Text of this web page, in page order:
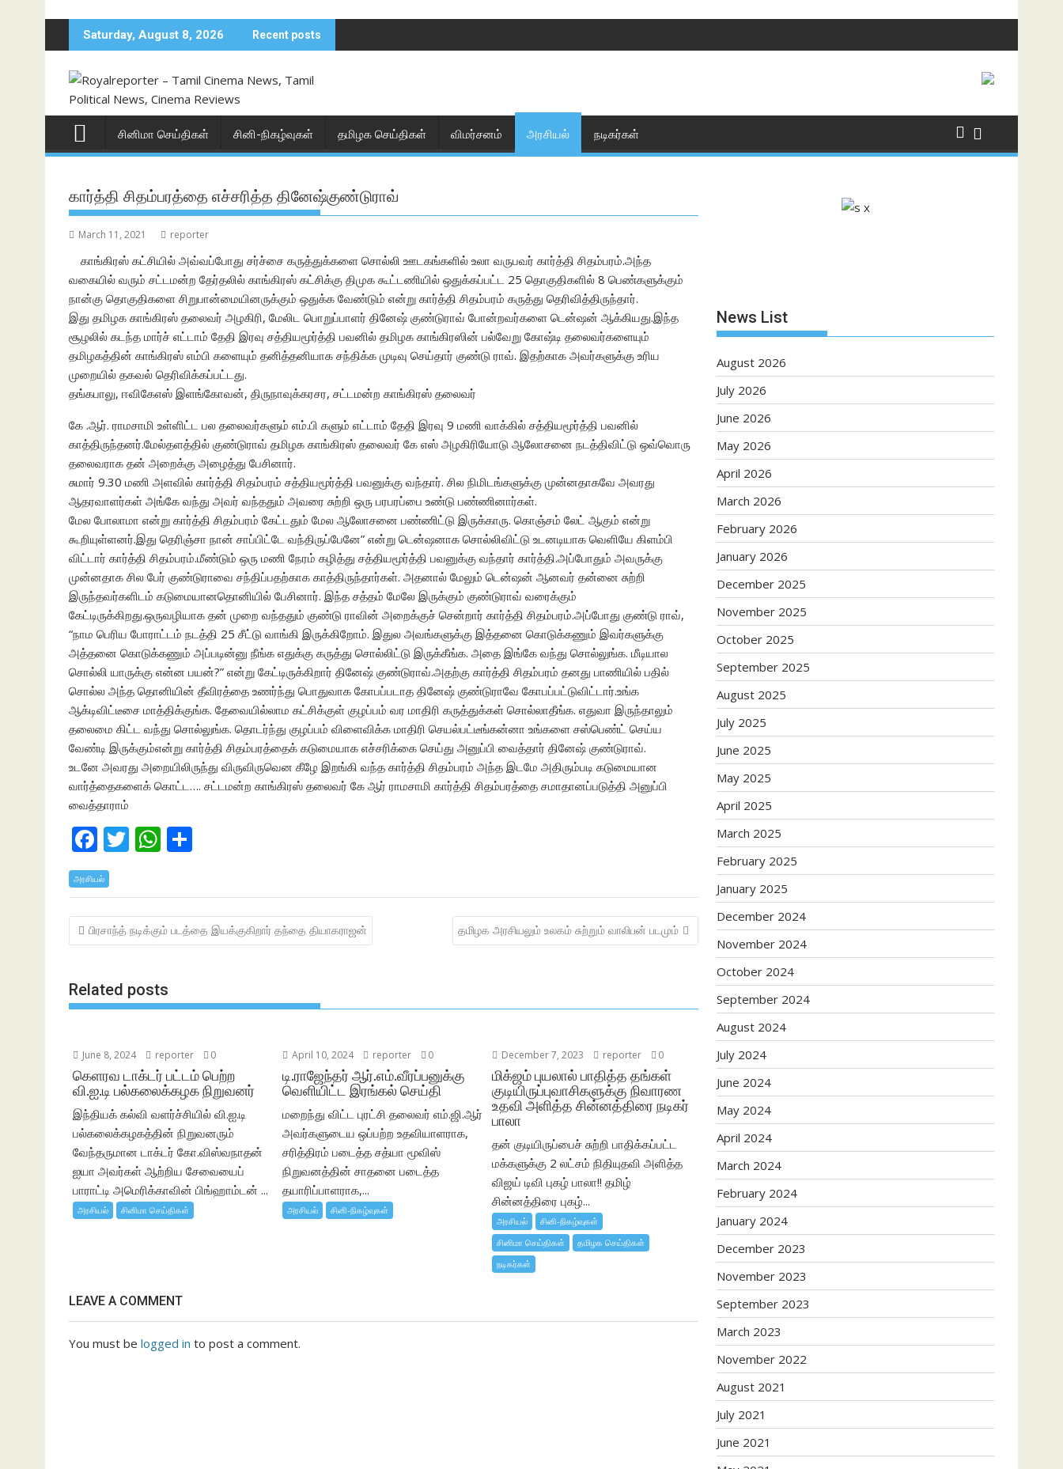
content
Saturday, August 8, 2026 Recent posts
சினிமா செய்திகள் சினி-நிகழ்வுகள் தமிழக செய்திகள் விமர்சனம் அரசியல் நடிகர்கள்
கார்த்தி சிதம்பரத்தை எச்சரித்த தினேஷ்குண்டுராவ்
March 11, 2021 reporter
காங்கிரஸ் கட்சியில் அவ்வப்போது சர்ச்சை கருத்துக்களை சொல்லி ஊடகங்களில் உலா வருபவர் கார்த்தி சிதம்பரம்.அந்த
வகையில் வரும் சட்டமன்ற தேர்தலில் காங்கிரஸ் கட்சிக்கு திமுக கூட்டணியில் ஒதுக்கப்பட்ட 25 தொகுதிகளில் 8 பெண்களுக்கும்
நான்கு தொகுதிகளை சிறுபான்மையினருக்கும் ஒதுக்க வேண்டும் என்று கார்த்தி சிதம்பரம் கருத்து தெரிவித்திருந்தார்.
இது தமிழக காங்கிரஸ் தலைவர் அழகிரி, மேலிட பொறுப்பாளர் தினேஷ் குண்டுராவ் போன்றவர்களை டென்ஷன் ஆக்கியது.இந்த
சூழலில் கடந்த மார்ச் எட்டாம் தேதி இரவு சத்தியமூர்த்தி பவனில் தமிழக காங்கிரஸின் பல்வேறு கோஷ்டி தலைவர்களையும்
தமிழகத்தின் காங்கிரஸ் எம்பி களையும் தனித்தனியாக சந்திக்க முடிவு செய்தார் குண்டு ராவ். இதற்காக அவர்களுக்கு உரிய
முறையில் தகவல் தெரிவிக்கப்பட்டது.
தங்கபாலு, ஈவிகேஎஸ் இளங்கோவன், திருநாவுக்கரசர, சட்டமன்ற காங்கிரஸ் தலைவர்
கே .ஆர். ராமசாமி உள்ளிட்ட பல தலைவர்களும் எம்.பி களும் எட்டாம் தேதி இரவு 9 மணி வாக்கில் சத்தியமூர்த்தி பவனில்
காத்திருந்தனர்.மேல்தளத்தில் குண்டுராவ் தமிழக காங்கிரஸ் தலைவர் கே எஸ் அழகிரியோடு ஆலோசனை நடத்திவிட்டு ஒவ்வொரு
தலைவராக தன் அறைக்கு அழைத்து பேசினார்.
சுமார் 9.30 மணி அளவில் கார்த்தி சிதம்பரம் சத்தியமூர்த்தி பவனுக்கு வந்தார். சில நிமிடங்களுக்கு முன்னதாகவே அவரது
ஆதரவாளர்கள் அங்கே வந்து அவர் வந்ததும் அவரை சுற்றி ஒரு பரபரப்பை உண்டு பண்ணினார்கள்.
மேல போலாமா என்று கார்த்தி சிதம்பரம் கேட்டதும் மேல ஆலோசனை பண்ணிட்டு இருக்காரு. கொஞ்சம் லேட் ஆகும் என்று
கூறியுள்ளனர்.இது தெரிஞ்சா நான் சாப்பிட்டே வந்திருப்பேனே” என்று டென்ஷனாக சொல்லிவிட்டு உடனடியாக வெளியே கிளம்பி
விட்டார் கார்த்தி சிதம்பரம்.மீண்டும் ஒரு மணி நேரம் கழித்து சத்தியமூர்த்தி பவனுக்கு வந்தார் கார்த்தி.அப்போதும் அவருக்கு
முன்னதாக சில பேர் குண்டுராவை சந்திப்பதற்காக காத்திருந்தார்கள். அதனால் மேலும் டென்ஷன் ஆனவர் தன்னை சுற்றி
இருந்தவர்களிடம் கடுமையானதொனியில் பேசினார். இந்த சத்தம் மேலே இருக்கும் குண்டுராவ் வரைக்கும்
கேட்டிருக்கிறது.ஒருவழியாக தன் முறை வந்ததும் குண்டு ராவின் அறைக்குச் சென்றார் கார்த்தி சிதம்பரம்.அப்போது குண்டு ராவ்,
“நாம பெரிய போராட்டம் நடத்தி 25 சீட்டு வாங்கி இருக்கிறோம். இதுல அவங்களுக்கு இத்தனை கொடுக்கணும் இவர்களுக்கு
அத்தனை கொடுக்கணும் அப்படின்னு நீங்க எதுக்கு கருத்து சொல்லிட்டு இருக்கீங்க. அதை இங்கே வந்து சொல்லுங்க. மீடியால
சொல்லி யாருக்கு என்ன பயன்?” என்று கேட்டிருக்கிறார் தினேஷ் குண்டுராவ்.அதற்கு கார்த்தி சிதம்பரம் தனது பாணியில் பதில்
சொல்ல அந்த தொனியின் தீவிரத்தை உணர்ந்து பொதுவாக கோபப்படாத தினேஷ் குண்டுராவே கோபப்பட்டுவிட்டார்.உங்க
ஆக்டிவிட்டீசை மாத்திக்குங்க. தேவையில்லாம கட்சிக்குள் குழப்பம் வர மாதிரி கருத்துக்கள் சொல்லாதீங்க. எதுவா இருந்தாலும்
தலைமை கிட்ட வந்து சொல்லுங்க. தொடர்ந்து குழப்பம் விளைவிக்க மாதிரி செயல்பட்டீங்கன்னா உங்களை சஸ்பெண்ட் செய்ய
வேண்டி இருக்கும்என்று கார்த்தி சிதம்பரத்தைக் கடுமையாக எச்சரிக்கை செய்து அனுப்பி வைத்தார் தினேஷ் குண்டுராவ்.
உடனே அவரது அறையிலிருந்து விருவிருவென கீழே இறங்கி வந்த கார்த்தி சிதம்பரம் அந்த இடமே அதிரும்படி கடுமையான
வார்த்தைகளைக் கொட்ட…. சட்டமன்ற காங்கிரஸ் தலைவர் கே ஆர் ராமசாமி கார்த்தி சிதம்பரத்தை சமாதானப்படுத்தி அனுப்பி
வைத்தாராம்
F
ac
e
b
o
k
T
itt
er
W
at
s
A
p
ar
e
அரசியல்
Post
navigation
பிரசாந்த் நடிக்கும் படத்தை இயக்குகிறார் தந்தை தியாகராஜன் தமிழக அரசியலும் உலகம் சுற்றும் வாலிபன் படமும்
Related posts
June 8, 2024 reporter 0
கெளரவ டாக்டர் பட்டம் பெற்ற
வி.ஐ.டி பல்கலைக்கழக நிறுவனர்
இந்தியக் கல்வி வளர்ச்சியில் வி.ஐ.டி
பல்கலைக்கழகத்தின் நிறுவனரும்
வேந்தருமான டாக்டர் கோ.விஸ்வநாதன்
ஐயா அவர்கள் ஆற்றிய சேவையைப்
பாராட்டி அமெரிக்காவின் பிங்ஹாம்டன் ...
அரசியல் சினிமா செய்திகள்
April 10, 2024 reporter 0
டி.ராஜேந்தர் ஆர்.எம்.வீரப்பனுக்கு
வெளியிட்ட இரங்கல் செய்தி
மறைந்து விட்ட புரட்சி தலைவர் எம்.ஜி.ஆர்
அவர்களுடைய ஒப்பற்ற உதவியாளராக,
சரித்திரம் படைத்த சத்யா மூவிஸ்
நிறுவனத்தின் சாதனை படைத்த
தயாரிப்பாளராக,...
அரசியல் சினி-நிகழ்வுகள்
December 7, 2023 reporter 0
மிக்ஜம் புயலால் பாதித்த தங்கள்
குடியிருப்புவாசிகளுக்கு நிவாரண
உதவி அளித்த சின்னத்திரை நடிகர்
பாலா
தன் குடியிருப்பைச் சுற்றி பாதிக்கப்பட்ட
மக்களுக்கு 2 லட்சம் நிதியுதவி அளித்த
விஜய் டிவி புகழ் பாலா!! தமிழ்
சின்னத்திரை புகழ்...
அரசியல்
சினி-நிகழ்வுகள்
சினிமா செய்திகள்
தமிழக செய்திகள்
நடிகர்கள்
LEAVE A COMMENT
You must be logged in to post a comment.
News List
August 2026
July 2026
June 2026
May 2026
April 2026
March 2026
February 2026
January 2026
December 2025
November 2025
October 2025
September 2025
August 2025
July 2025
June 2025
May 2025
April 2025
March 2025
February 2025
January 2025
December 2024
November 2024
October 2024
September 2024
August 2024
July 2024
June 2024
May 2024
April 2024
March 2024
February 2024
January 2024
December 2023
November 2023
September 2023
March 2023
November 2022
August 2021
July 2021
June 2021